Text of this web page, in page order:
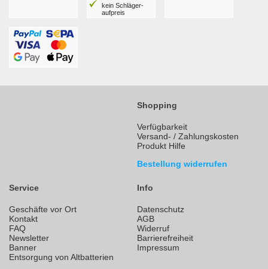
kein Schläger­
aufpreis
Shopping
Verfügbarkeit
Versand- / Zahlungskosten
Produkt Hilfe
Bestellung widerrufen
Service
Geschäfte vor Ort
Kontakt
FAQ
Newsletter
Banner
Entsorgung von Altbatterien
Info
Datenschutz
AGB
Widerruf
Barrierefreiheit
Impressum